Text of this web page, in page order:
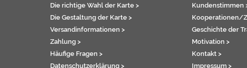
Die richtige Wahl der Karte >
Die Gestaltung der Karte >
Versandinformationen >
Zahlung >
Häufige Fragen >
Datenschutzerklärung >
Kundenstimmen
Kooperationen/
Geschichte der
Motivation >
Kontakt >
Impressum >